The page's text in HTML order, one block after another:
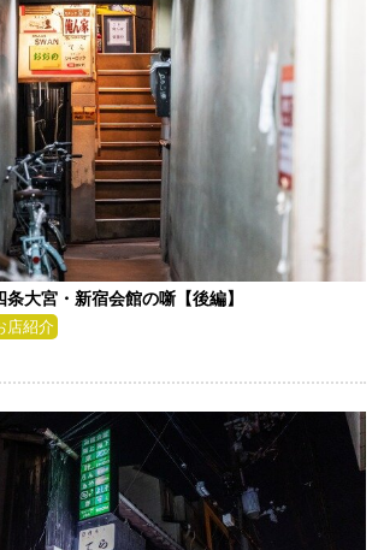
大宮・新宿会館の噺【後編】
店紹介